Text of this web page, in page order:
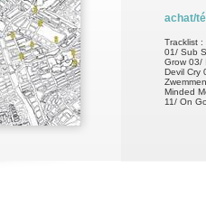
achat/
Tracklist :
01/ Sub
Grow 03/
Devil Cry
Minded
11/ On